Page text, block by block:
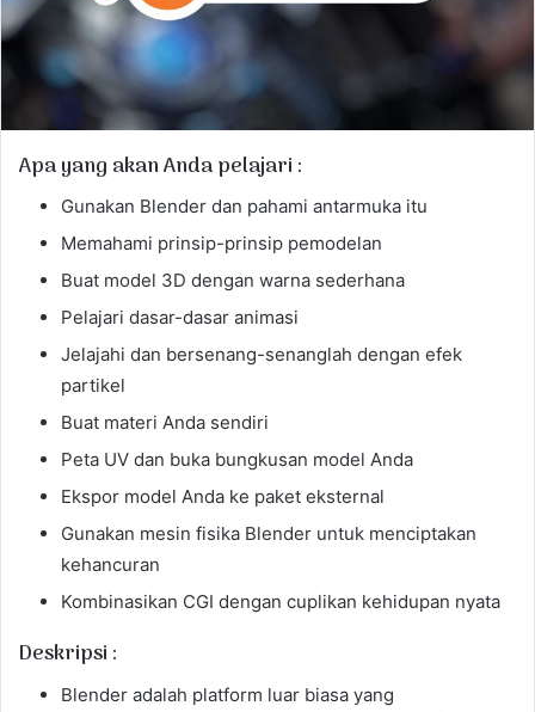
Apa yang akan Anda pelajari :
Gunakan Blender dan pahami antarmuka itu
Memahami prinsip-prinsip pemodelan
Buat model 3D dengan warna sederhana
Pelajari dasar-dasar animasi
Jelajahi dan bersenang-senanglah dengan efek
partikel
Buat materi Anda sendiri
Peta UV dan buka bungkusan model Anda
Ekspor model Anda ke paket eksternal
Gunakan mesin fisika Blender untuk menciptakan
kehancuran
Kombinasikan CGI dengan cuplikan kehidupan nyata
Deskripsi :
Blender adalah platform luar biasa yang